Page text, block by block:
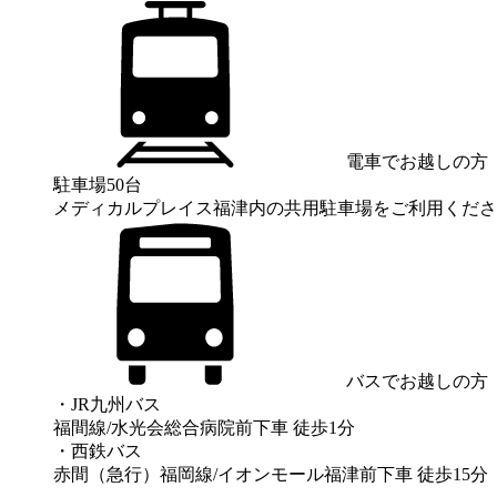
電車でお越しの方
駐車場50台
メディカルプレイス福津内の共用駐車場をご利用くだ
バスでお越しの方
・JR九州バス
福間線/水光会総合病院前下車 徒歩1分
・西鉄バス
赤間（急行）福岡線/イオンモール福津前下車 徒歩15分